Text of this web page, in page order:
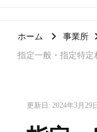
ホーム 事業所
指定一般・指定特定
更新日: 2024年3月29